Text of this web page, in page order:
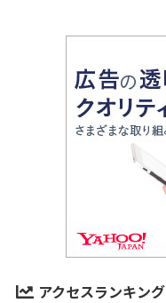
アクセスランキング